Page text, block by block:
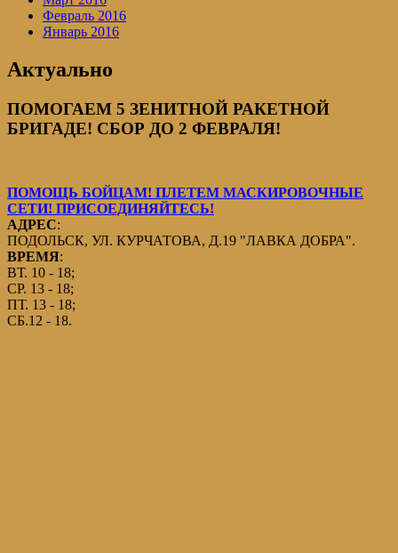
Февраль 2016
Январь 2016
Актуально
ПОМОГАЕМ 5 ЗЕНИТНОЙ РАКЕТНОЙ
БРИГАДЕ! СБОР ДО 2 ФЕВРАЛЯ!
ПОМОЩЬ БОЙЦАМ! ПЛЕТЕМ МАСКИРОВОЧНЫЕ
СЕТИ! ПРИСОЕДИНЯЙТЕСЬ!
АДРЕС:
ПОДОЛЬСК, УЛ. КУРЧАТОВА, Д.19 "ЛАВКА ДОБРА".
ВРЕМЯ:
ВТ. 10 - 18;
СР. 13 - 18;
ПТ. 13 - 18;
СБ.12 - 18.